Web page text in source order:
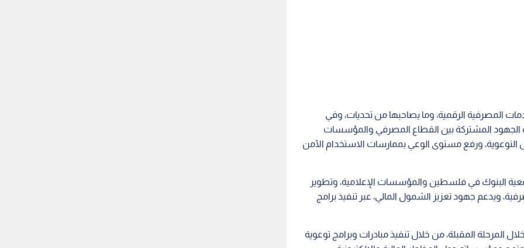
المصرفية الرقمية، وما يصاحبها من تحديات، وفي
الجهود المشتركة بين القطاع المصرفي والمؤسسات
التوعوية، ورفع مستوى الوعي بممارسات الاستخدام الآمن
البنوك في فلسطين والمؤسسات الإعلامية، وتطوير
ويدعم جهود تعزيز الشمول المالي، عبر تنفيذ برامج
المرحلة المقبلة، من خلال تنفيذ مبادرات وبرامج توعوية